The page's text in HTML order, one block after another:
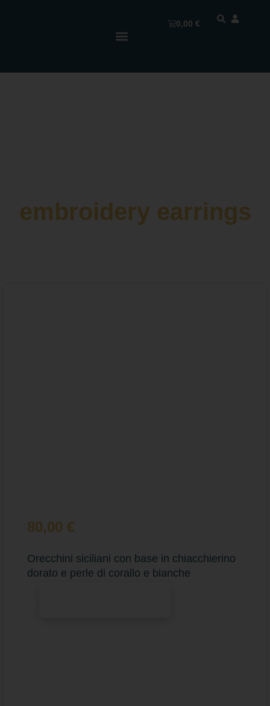
0,00€
embroidery earrings
80,00 €
Orecchini siciliani con base in chiacchierino
dorato e perle di corallo e bianche